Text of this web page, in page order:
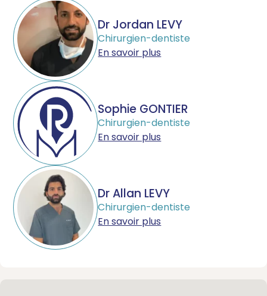
Dr Jordan LEVY
Chirurgien-dentiste
En savoir plus
Sophie GONTIER
Chirurgien-dentiste
En savoir plus
Dr Allan LEVY
Chirurgien-dentiste
En savoir plus